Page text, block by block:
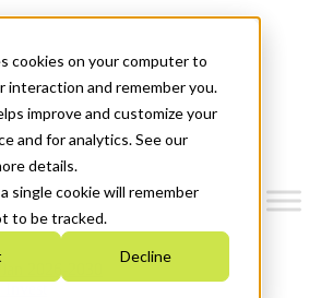
cookies on your computer to
interaction and remember you.
improve and customize your
and for analytics. See our
details.
single cookie will remember
to be tracked.
Decline
2026-2030